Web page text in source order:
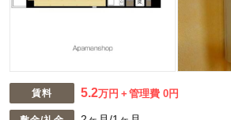
賃料 5.2万円 管理費 0円